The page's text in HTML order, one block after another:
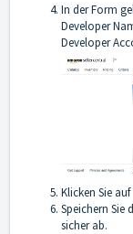
In der Form
Developer
Developer
Klicken Sie
Speichern Sie
sicher ab.